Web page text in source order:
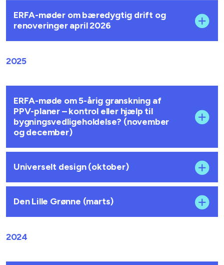
ERFA-møder om bæredygtig drift og
renoveringer april 2026
2025
ERFA-møde om 5-årig granskning af
PPV-planer – kontrol eller hjælp til
bygningsvedligeholdelse? (november
og december)
Universelt design (oktober)
Den Lille Grønne (marts)
2024